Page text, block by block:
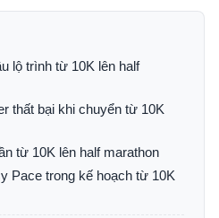
lộ trình từ 10K lên half
thất bại khi chuyển từ 10K
từ 10K lên half marathon
Pace trong kế hoạch từ 10K